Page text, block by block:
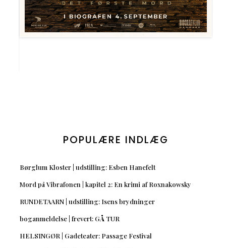
POPULÆRE INDLÆG
Børglum Kloster | udstilling: Esben Hanefelt
Mord på Vibrafonen | kapitel 2: En krimi af Roxnakowsky
RUNDETAARN | udstilling: Isens brydninger
boganmeldelse | frevert: GÅ TUR
HELSINGØR | Gadeteater: Passage Festival